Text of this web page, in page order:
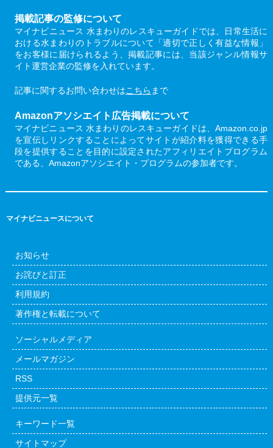
掲載記事の監修について
マイナビニュース 水まわりのレスキューガイドでは、日常生活に
おける水まわりのトラブルについて「適切で正しく有益な情報」
をお客様に届けられるよう、掲載記事には、当該ジャンル情報サ
イト運営企業の監修を入れています。
記事に関するお問い合わせはこちら まで
Amazonアソシエイト広告掲載について
マイナビニュース 水まわりのレスキューガイドは、Amazon.co.jp
を宣伝しリンクすることによってサイトが紹介料を獲得できる手
段を提供することを目的に設定されたアフィリエイトプログラム
である、Amazonアソシエイト・プログラムの参加者です。
マイナビニュースについて
お知らせ
お詫びと訂正
利用規約
著作権と転載について
ソーシャルメディア
メールマガジン
RSS
提供元一覧
キーワード一覧
サイトマップ